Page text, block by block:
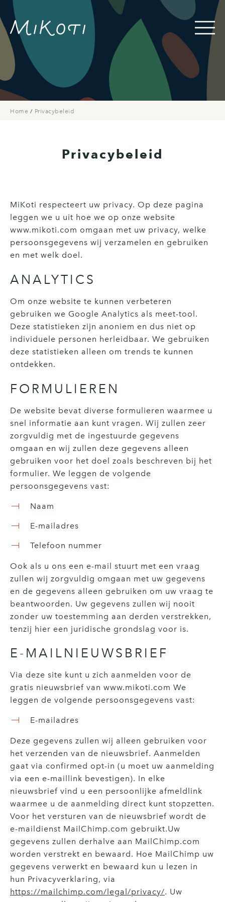
Home / Privacybeleid
Privacybeleid
MiKoti respecteert uw privacy. Op deze pagina
leggen we u uit hoe we op onze website
www.mikoti.com omgaan met uw privacy, welke
persoonsgegevens wij verzamelen en gebruiken
en met welk doel.
ANALYTICS
Om onze website te kunnen verbeteren
gebruiken we Google Analytics als meet-tool.
Deze statistieken zijn anoniem en dus niet op
individuele personen herleidbaar. We gebruiken
deze statistieken alleen om trends te kunnen
ontdekken.
FORMULIEREN
De website bevat diverse formulieren waarmee u
snel informatie aan kunt vragen. Wij zullen zeer
zorgvuldig met de ingestuurde gegevens
omgaan en wij zullen deze gegevens alleen
gebruiken voor het doel zoals beschreven bij het
formulier. We leggen de volgende
persoonsgegevens vast:
Naam
E-mailadres
Telefoon nummer
Ook als u ons een e-mail stuurt met een vraag
zullen wij zorgvuldig omgaan met uw gegevens
en de gegevens alleen gebruiken om uw vraag te
beantwoorden. Uw gegevens zullen wij nooit
zonder uw toestemming aan derden verstrekken,
tenzij hier een juridische grondslag voor is.
E-MAILNIEUWSBRIEF
Via deze site kunt u zich aanmelden voor de
gratis nieuwsbrief van www.mikoti.com We
leggen de volgende persoonsgegevens vast:
E-mailadres
Deze gegevens zullen wij alleen gebruiken voor
het verzenden van de nieuwsbrief. Aanmelden
gaat via confirmed opt-in (u moet uw aanmelding
via een e-maillink bevestigen). In elke
nieuwsbrief vind u een persoonlijke afmeldlink
waarmee u de aanmelding direct kunt stopzetten.
Voor het versturen van de nieuwsbrief wordt de
e-maildienst MailChimp.com gebruikt.Uw
gegevens zullen derhalve aan MailChimp.com
worden verstrekt en bewaard. Hoe MailChimp uw
gegevens verwerkt en bewaard kun u lezen in
hun Privacyverklaring, via
https://mailchimp.com/legal/privacy/. Uw